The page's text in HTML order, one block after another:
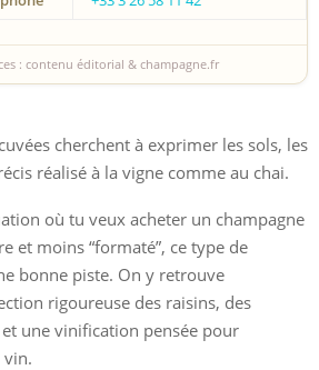
: contenu éditorial & champagne.fr
cherchent à exprimer les sols, les
réalisé à la vigne comme au chai.
où tu veux acheter un champagne
et moins “formaté”, ce type de
bonne piste. On y retrouve
rigoureuse des raisins, des
une vinification pensée pour
vin.